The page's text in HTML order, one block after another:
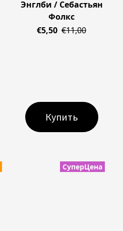
Энглби / Себастьян
Фолкс
€5,50 €11,00
Купить
СуперЦена